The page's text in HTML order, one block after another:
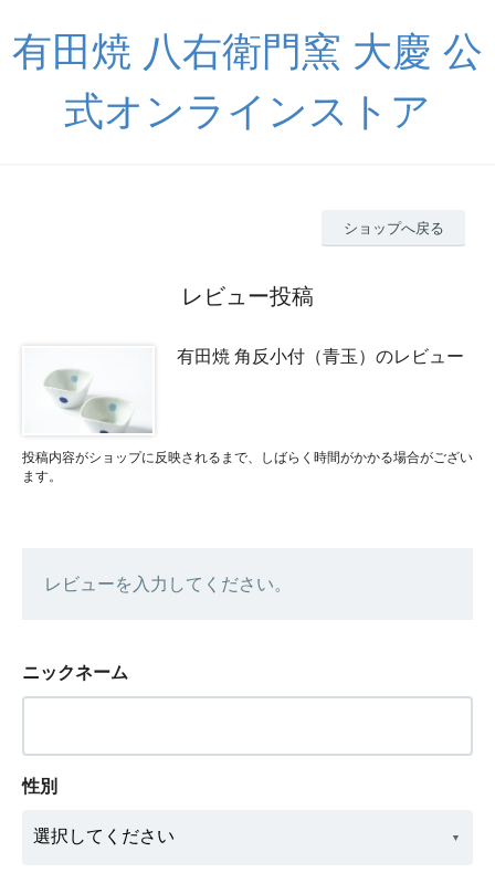
有田焼 八右衛門窯 大慶 公
式オンラインストア
ショップへ戻る
レビュー投稿
有田焼 角反小付（青玉）のレビュー
投稿内容がショップに反映されるまで、しばらく時間がかかる場合がござい
ます。
レビューを入力してください。
ニックネーム
性別